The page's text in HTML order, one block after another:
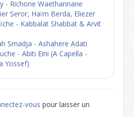
- Richone Waethannane
Seror, Haïm Berda, Eliezer
- Kabbalat Shabbat & Arvit
Smadja - Ashahere Adati
- Abiti Eini (A Capella -
Yossef)
vous pour laisser un